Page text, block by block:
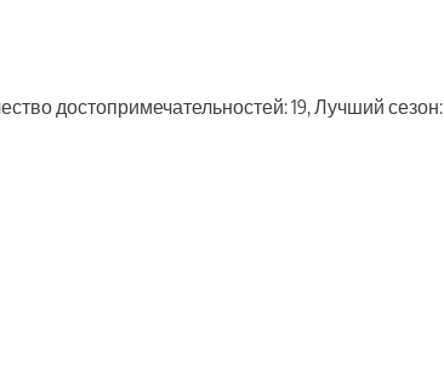
достопримечательностей: 19, Лучший сезон: